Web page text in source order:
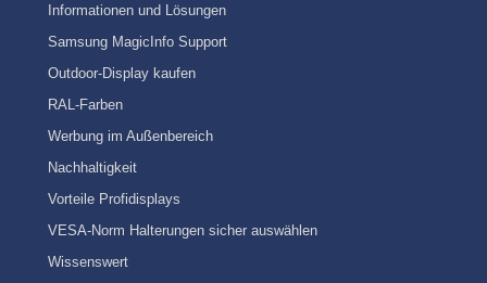
Informationen und Lösungen
Samsung MagicInfo Support
Outdoor-Display kaufen
RAL-Farben
Werbung im Außenbereich
Nachhaltigkeit
Vorteile Profidisplays
VESA-Norm Halterungen sicher auswählen
Wissenswert